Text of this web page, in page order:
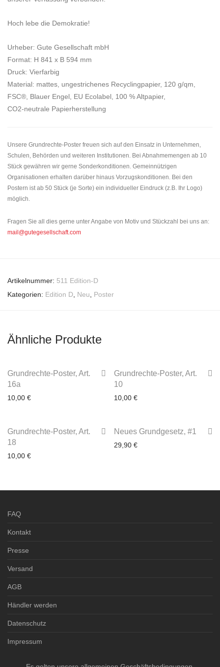
Hoch lebe die Demokratie!
Urheber: Gute Gesellschaft mbH
Format: H 841 x B 594 mm
Druck: Vierfarbig
Material: mattes, ungestrichenes Recyclingpapier, 120 g/qm,
FSC®, Blauer Engel, EU Ecolabel, 100 % Altpapier,
CO2-neutrale Papierherstellung
Unsere Grundrechte-Poster freuen sich auf den Einsatz in Unternehmen,
Schulen, Behörden und weiteren Institutionen. Bei Abnahmemengen ab 10
Stück gewähren wir gerne Sonderkonditionen. Gemeinnützigen
Organisationen erhalten darüber hinaus Vorzugskonditionen. Bei den
Postern ist ab 50 Stück (je Sorte) ein individueller Eindruck (z.B. Ihr Logo)
möglich.
Fragen Sie all dies gerne unter Angabe von Motiv und Stückzahl bei uns an:
mail@gutegesellschaft.com
Artikelnummer: 511 Edition-D
Kategorien: Edition D, Neu, Poster
Ähnliche Produkte
Grundrechte-Poster, Art.
16a
10,00 €
3-4 Werktage
Grundrechte-Poster, Art.
10
10,00 €
3-4 Werktage
Grundrechte-Poster, Art.
18
10,00 €
3-4 Werktage
Neues Grundgesetz, #1
29,90 €
FAQ
Kontakt
Presse
Versand
AGB
Händler werden
Datenschutz
Impressum